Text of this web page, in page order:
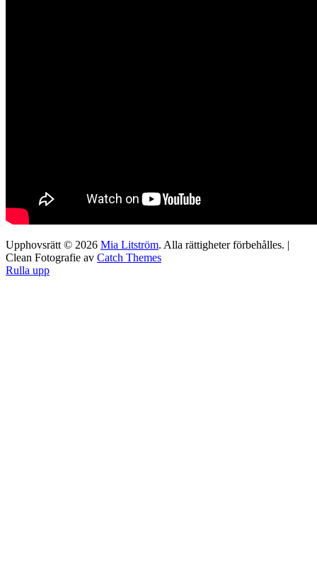
Upphovsrätt © 2026 Mia Litström. Alla rättigheter förbehålles. |
Clean Fotografie av Catch Themes
Rulla upp